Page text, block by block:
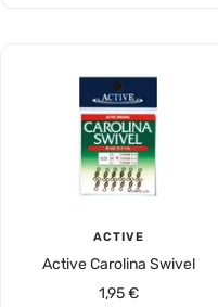
ACTIVE
Active Carolina Swivel
Angebotspreis
1,95 €